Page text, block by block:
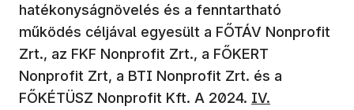
hatékonyságnövelés és a fenntartható
működés céljával egyesült a FŐTÁV Nonprofit
Zrt., az FKF Nonprofit Zrt., a FŐKERT
Nonprofit Zrt, a BTI Nonprofit Zrt. és a
FŐKÉTÜSZ Nonprofit Kft. A 2024. IV.